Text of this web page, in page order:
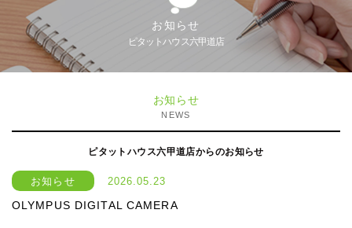
お知らせ
ピタットハウス六甲道店
お知らせ
NEWS
ピタットハウス六甲道店からのお知らせ
お知らせ 2026.05.23
OLYMPUS DIGITAL CAMERA